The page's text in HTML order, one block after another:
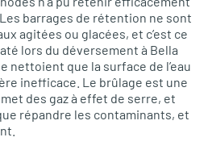
barrages de rétention ne sont
agitées ou glacées, et c’est ce
lors du déversement à Bella
nettoient que la surface de l’eau
inefficace. Le brûlage est une
des gaz à effet de serre, et
répandre les contaminants, et